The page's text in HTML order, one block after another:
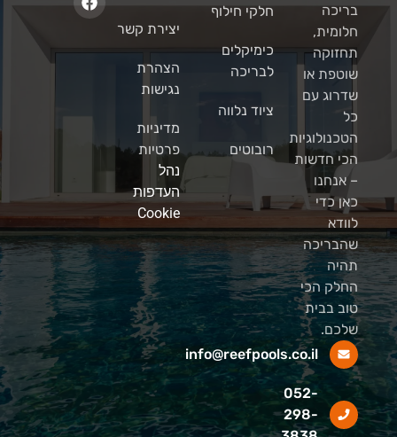
בריכה
חלומית,
תחזוקה
שוטפת או
שדרוג עם
כל
הטכנולוגיות
הכי חדשות
– אנחנו
כאן כדי
לוודא
שהבריכה
תהיה
החלק הכי
טוב בבית
שלכם.
info@reefpools.co.il
052-
298-
חלקי חילוף
כימיקלים
לבריכה
ציוד נלווה
רובוטים
יצירת קשר
הצהרת
נגישות
מדיניות
פרטיות
נהל
העדפות
Cookie